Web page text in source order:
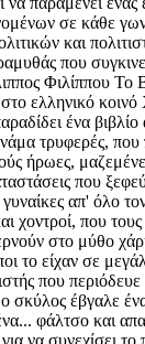
σε κάθε
και
που
Φιλίππου Το
ελληνικό κοινό
ένα
τρυφερές,
ήρωες,
που
απ' όλο
χοντροί, που
στο μύθο
το είχαν σε
που περιόδευε
σκύλος έβγαλε
φάλτσο και